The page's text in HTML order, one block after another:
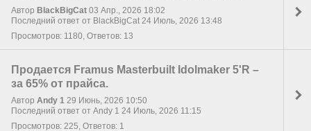
Автор BlackBigCat 03 Апр., 2026 18:02
Последний ответ от BlackBigCat 24 Июль, 2026 13:48
Просмотров: 1180, Ответов: 13
Продается Framus Masterbuilt Idolmaker 5'R –
за 65% от прайса.
Автор Andy 1 29 Июнь, 2026 10:50
Последний ответ от Andy 1 24 Июль, 2026 11:15
Просмотров: 225, Ответов: 1